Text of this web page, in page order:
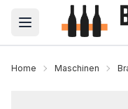
Open main menu
Home Maschinen